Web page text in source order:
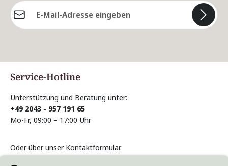
E-Mail-Adresse*
Service-Hotline
Unterstützung und Beratung unter:
+49 2043 - 957 191 65
Mo-Fr, 09:00 – 17:00 Uhr
Oder über unser Kontaktformular.